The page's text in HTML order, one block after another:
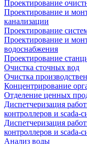
Проектирование
Проектирование и
канализации
Проектирование
Проектирование и
водоснабжения
Проектирование
Очистка сточных вод
Очистка
Концентрирование
Отделение ценных
Диспетчеризация
контроллеров и
Диспетчеризация
контроллеров и
Анализ воды